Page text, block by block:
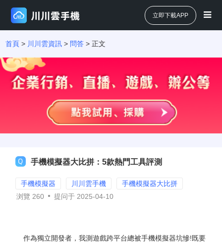
立即下載APP
首頁 > 川川雲資訊 > 問答 > 正文
手機模擬器大比拼：5款熱門工具評測
手機模擬器 川川雲手機
手機模擬器大比拼
浏覽 260 提问于 2025-04-10
作為獨立開發者，我測遊戲跨平台總被手機模擬器坑慘!既要